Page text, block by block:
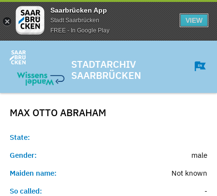
Saarbrücken App
Stadt Saarbrücken
FREE - In Google Play
VIEW
STADTARCHIV
SAARBRÜCKEN
MAX OTTOABRAHAM
State:
Gender:
male
Maiden name:
Not known
So called:
-